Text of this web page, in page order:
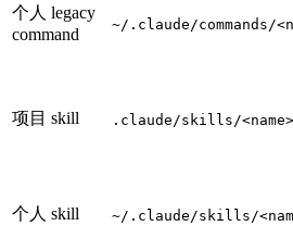
个人 legacy
command
~/.claude/commands/
项目 skill .claude/skills/
个人 skill ~/.claude/skills/